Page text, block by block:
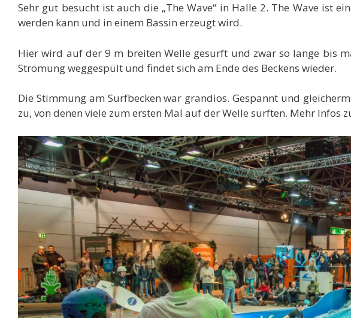
Sehr gut besucht ist auch die „The Wave“ in Halle 2. The Wave ist
werden kann und in einem Bassin erzeugt wird.
Hier wird auf der 9 m breiten Welle gesurft und zwar so lange bis
Strömung weggespült und findet sich am Ende des Beckens wieder.
Die Stimmung am Surfbecken war grandios. Gespannt und
zu, von denen viele zum ersten Mal auf der Welle surften. Mehr Infos